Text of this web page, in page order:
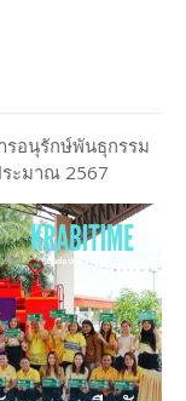
รอนุรักษ์พันธุกรรม
ะมาณ 2567